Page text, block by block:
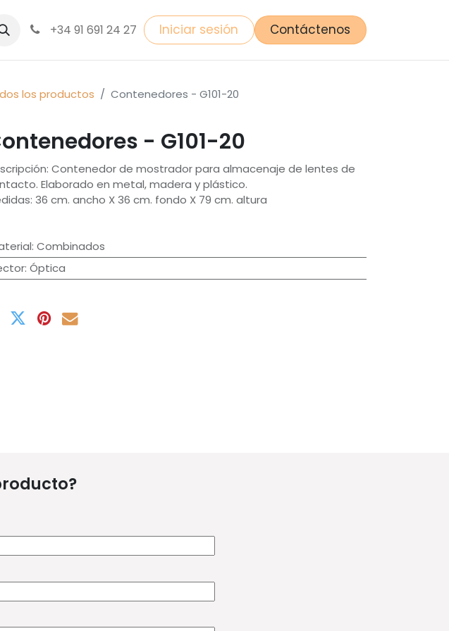
+34 91 691 24 27 Iniciar sesión Contáctenos
los productos Contenedores - G101-20
- G101-20
Contenedor de mostrador para almacenaje de lentes de
Elaborado en metal, madera y plástico.
36 cm. ancho X 36 cm. fondo X 79 cm. altura
: Combinados
: Óptica